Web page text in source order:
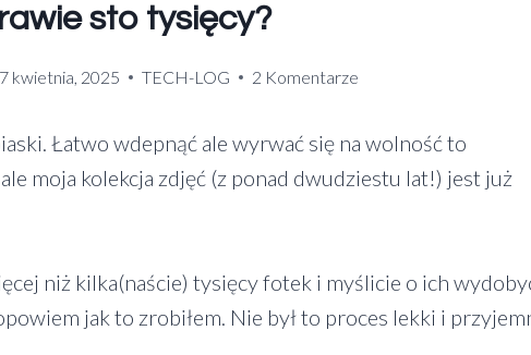
sto tysięcy?
7 kwietnia, 2025 TECH-LOG 2 Komentarze
Łatwo wdepnąć ale wyrwać się na wolność to
moja kolekcja zdjęć (z ponad dwudziestu lat!) jest już
niż kilka(naście) tysięcy fotek i myślicie o ich
jak to zrobiłem. Nie był to proces lekki i